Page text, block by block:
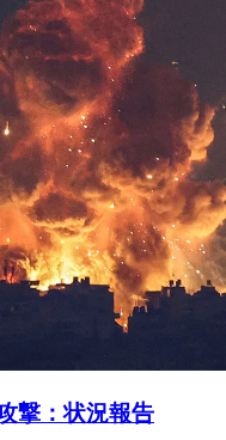
撃：状況報告